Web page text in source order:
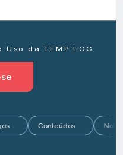
da TEMP LOG
Conteúdos